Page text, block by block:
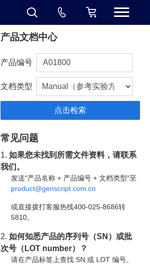
产品文档中心
产品编号
文档类型
常见问题
1.如果您未找到所需文件资料，请联系
我们。
发送"产品名称 + 产品编号 + 文档类型"至
product@genscript.com.cn
或直接拨打客服热线400-025-8686转
5810。
2.如何知悉产品的序列号（SN）或批
次号（LOT number）？
请在产品标签上查找 SN 或 LOT 编号。